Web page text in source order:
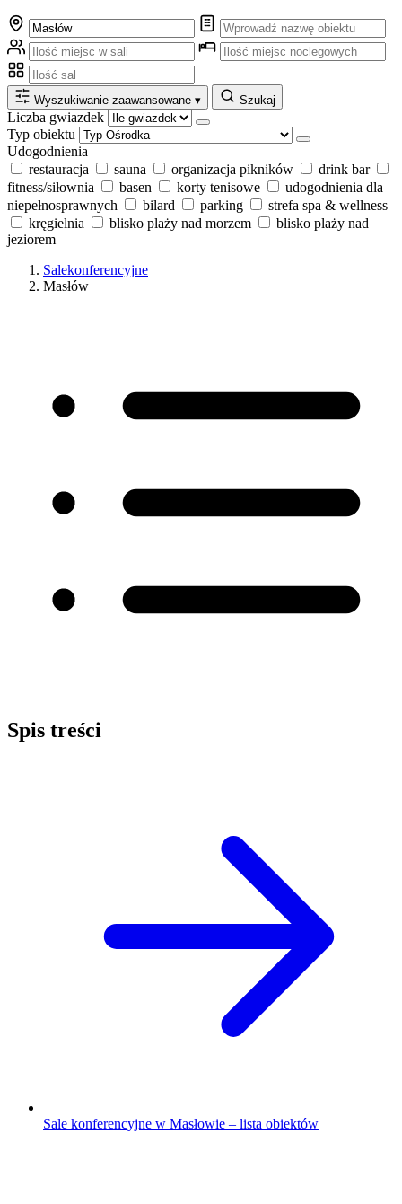
Wyszukiwanie zaawansowane ▾ Szukaj
Liczba gwiazdek
Typ obiektu
Udogodnienia
restauracja
sauna organizacja pikników
drink bar
fitness/siłownia
basen korty tenisowe
udogodnienia dla
niepełnosprawnych
bilard parking
strefa spa & wellness
kręgielnia
blisko plaży nad morzem
blisko plaży nad
jeziorem
Salekonferencyjne
Masłów
Spis treści
Sale konferencyjne w Masłowie – lista obiektów